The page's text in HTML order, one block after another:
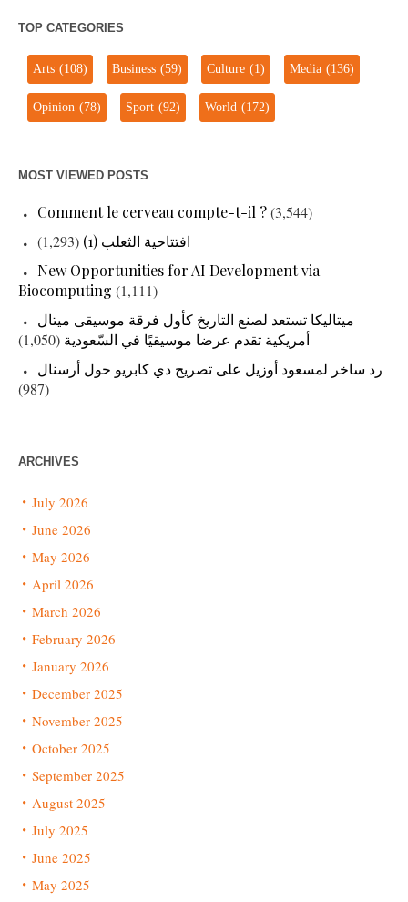
TOP CATEGORIES
Arts(108) Business(59) Culture(1) Media(136)
Opinion(78) Sport(92) World(172)
MOST VIEWED POSTS
Comment le cerveau compte-t-il ?(3,544)
افتتاحية الثعلب (1)
(1,293)
New Opportunities for AI Development via
Biocomputing (1,111)
ميتاليكا تستعد لصنع التاريخ كأول فرقة موسيقى ميتال
أمريكية تقدم عرضا موسيقيًا في السّعودية (1,050)
رد ساخر لمسعود أوزيل على تصريح دي كابريو حول أرسنال
(987)
ARCHIVES
July 2026
June 2026
May 2026
April 2026
March 2026
February 2026
January 2026
December 2025
November 2025
October 2025
September 2025
August 2025
July 2025
June 2025
May 2025